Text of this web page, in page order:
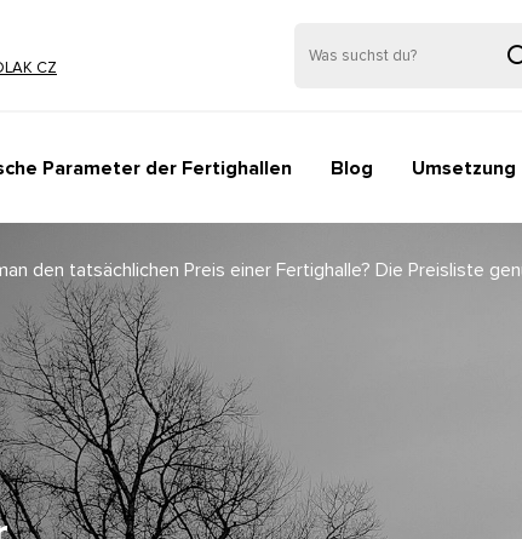
CZ
Parameter der Fertighallen Blog Umsetzung
den tatsächlichen Preis einer Fertighalle? Die Preisliste